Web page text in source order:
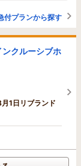
付プランから探す
クルーシブホ
1日リブランド